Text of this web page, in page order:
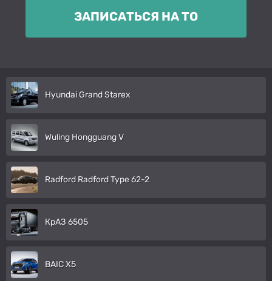
ЗАПИСАТЬСЯ НА ТО
Hyundai Grand Starex
Wuling Hongguang V
Radford Radford Type 62-2
КрАЗ 6505
BAIC X5